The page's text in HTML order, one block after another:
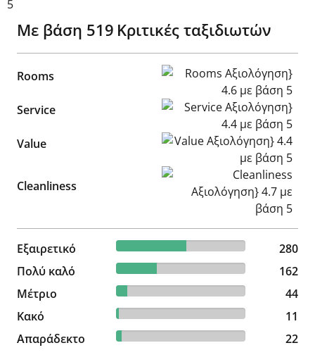
Με βάση 519 Κριτικές ταξιδιωτών
Rooms Rooms Αξιολόγηση} 4.6 με
Service Service Αξιολόγηση} 4.4 με
Value Value Αξιολόγηση} 4.4 με
Cleanliness
Cleanliness Αξιολόγηση}
Εξαιρετικό 53.95% reviewed Εξαιρετικό
280 reviews
280
Πολύ καλό
31.21% reviewed Πολύ καλό
162 reviews
162
Μέτριο
8.48% reviewed Μέτριο
44 reviews
44
Κακό
2.12% reviewed Κακό
11 reviews
11
Απαράδεκτο
4.24% reviewed Απαράδεκτο
22 reviews 22